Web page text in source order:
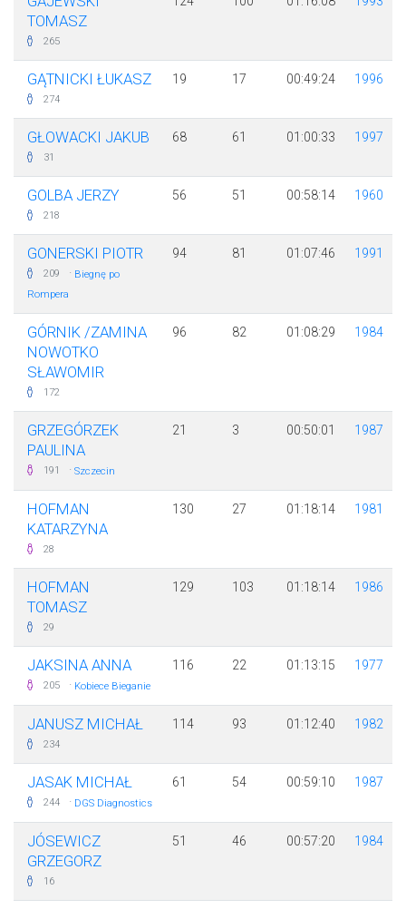
TOMASZ
265
GĄTNICKI ŁUKASZ
274
19 17 00:49:24 1996
GŁOWACKI JAKUB
31
68 61 01:00:33 1997
GOLBA JERZY
218
56 51 00:58:14 1960
GONERSKI PIOTR
209 · Biegnę po
Rompera
94 81 01:07:46 1991
GÓRNIK /ZAMINA
NOWOTKO
SŁAWOMIR
172
96 82 01:08:29 1984
GRZEGÓRZEK
PAULINA
191 · Szczecin
21 3 00:50:01 1987
HOFMAN
KATARZYNA
28
130 27 01:18:14 1981
HOFMAN
TOMASZ
29
129 103 01:18:14 1986
JAKSINA ANNA
205 · Kobiece Bieganie
116 22 01:13:15 1977
JANUSZ MICHAŁ
234
114 93 01:12:40 1982
JASAK MICHAŁ
244 · DGS Diagnostics
61 54 00:59:10 1987
JÓSEWICZ
GRZEGORZ
16
51 46 00:57:20 1984